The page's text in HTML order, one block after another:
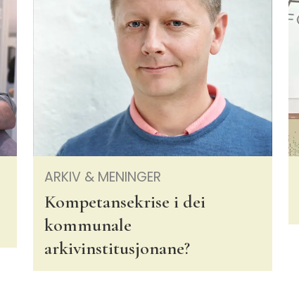
ARKIV & MENINGER
Kompetansekrise i dei
kommunale
arkivinstitusjonane?